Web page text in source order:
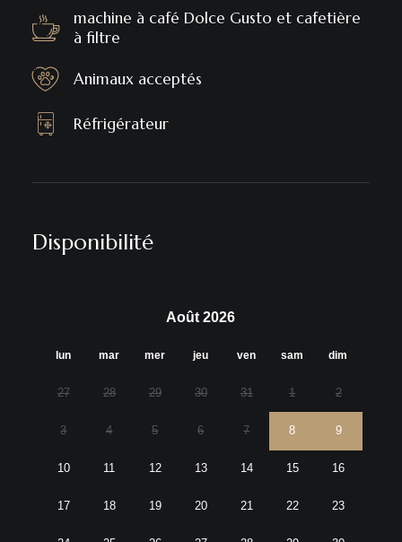
machine à café Dolce Gusto et cafetière
à filtre
Animaux acceptés
Réfrigérateur
Disponibilité
Août 2026
lun mar mer jeu ven sam dim
27 28 29 30 31 1 2
3 4 5 6 7 8 9
10 11 12 13 14 15 16
17 18 19 20 21 22 23